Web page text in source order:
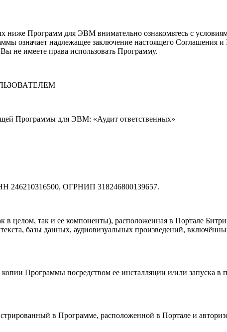
Программ для ЭВМ внимательно ознакомьтесь с
означает надлежащее заключение настоящего
не имеете права использовать Программу.
Программы для ЭВМ: «Аудит ответственных»
246210316500, ОГРНИП 318246800139657.
целом, так и ее компоненты), расположенная в Портале
базы данных, аудиовизуальных произведений,
Программы посредством ее инсталляции и/или запуска в
в Программе, расположенной в Портале и